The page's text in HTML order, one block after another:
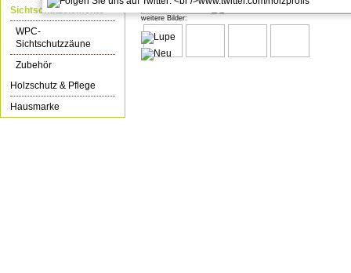
weitere Bilder:
Sichtschutzelemente
WPC-
Sichtschutzzäune
Zubehör
Holzschutz & Pflege
Hausmarke